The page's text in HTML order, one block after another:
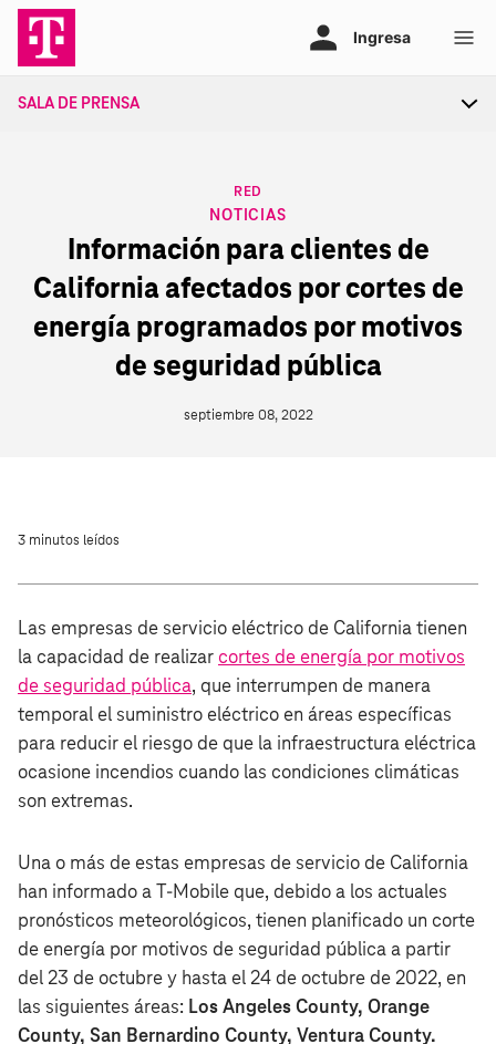
contenido
SALA DE PRENSA
RED
NOTICIAS
Información para clientes de
California afectados por cortes de
energía programados por motivos
de seguridad pública
septiembre 08, 2022
3 minutos leídos
Las empresas de servicio eléctrico de California tienen
la capacidad de realizar cortes de energía por motivos
de seguridad pública, que interrumpen de manera
temporal el suministro eléctrico en áreas específicas
para reducir el riesgo de que la infraestructura eléctrica
ocasione incendios cuando las condiciones climáticas
son extremas.
Una o más de estas empresas de servicio de California
han informado a T‑Mobile que, debido a los actuales
pronósticos meteorológicos, tienen planificado un corte
de energía por motivos de seguridad pública a partir
del 23 de octubre y hasta el 24 de octubre de 2022, en
las siguientes áreas: Los Angeles County, Orange
County, San Bernardino County, Ventura County.